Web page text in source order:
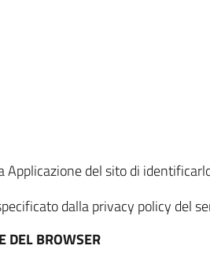
del sito di
dalla privacy policy del
DEL BROWSER